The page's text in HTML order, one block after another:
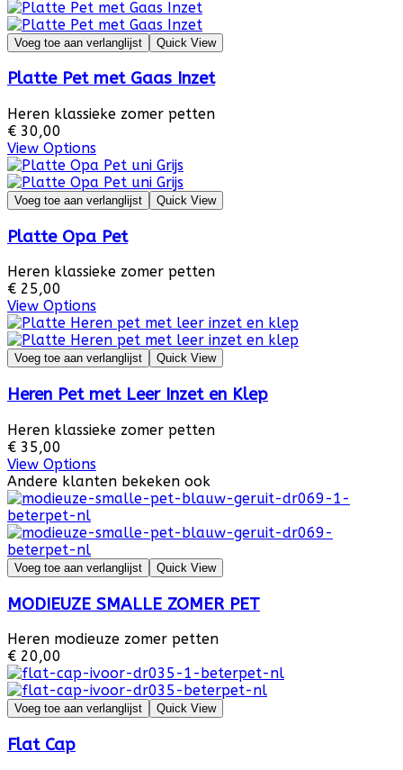
Voeg toe aan verlanglijst Quick View
Platte Pet met Gaas Inzet
Heren klassieke zomer petten
€ 30,00
View Options
Voeg toe aan verlanglijst Quick View
Platte Opa Pet
Heren klassieke zomer petten
€ 25,00
View Options
Voeg toe aan verlanglijst Quick View
Heren Pet met Leer Inzet en Klep
Heren klassieke zomer petten
€ 35,00
View Options
Andere klanten bekeken ook
Voeg toe aan verlanglijst Quick View
MODIEUZE SMALLE ZOMER PET
Heren modieuze zomer petten
€ 20,00
Voeg toe aan verlanglijst Quick View
Flat Cap